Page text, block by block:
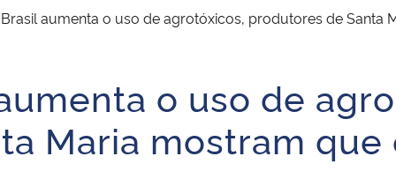
Desenvolvimento Regional
União
Banco Central do Brasil
aumenta o uso de agrotóxicos, produtores de Santa
o uso de
Maria mostram